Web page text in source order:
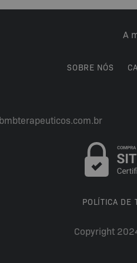
A
SOBRE NÓS
POLÍTICA DE
Copyright